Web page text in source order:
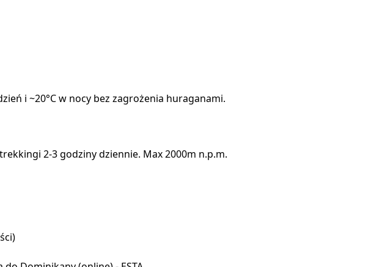
i ~20°C w nocy bez zagrożenia huraganami.
2-3 godziny dziennie. Max 2000m n.p.m.